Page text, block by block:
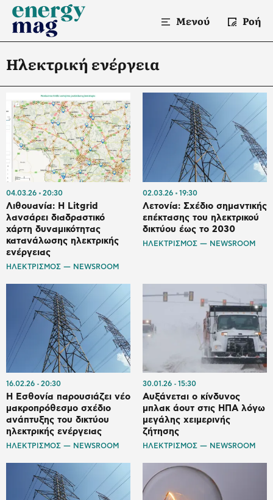
Μενού Ροή
Ηλεκτρική ενέργεια
04.03.26 20:30
Λιθουανία: Η Litgrid
λανσάρει διαδραστικό
χάρτη δυναμικότητας
κατανάλωσης ηλεκτρικής
ενέργειας
ΗΛΕΚΤΡΙΣΜΟΣ — NEWSROOM
02.03.26 19:30
Λετονία: Σχέδιο σημαντικής
επέκτασης του ηλεκτρικού
δικτύου έως το 2030
ΗΛΕΚΤΡΙΣΜΟΣ — NEWSROOM
16.02.26 20:30
Η Εσθονία παρουσιάζει νέο
μακροπρόθεσμο σχέδιο
ανάπτυξης του δικτύου
ηλεκτρικής ενέργειας
ΗΛΕΚΤΡΙΣΜΟΣ — NEWSROOM
30.01.26 15:30
Αυξάνεται ο κίνδυνος
μπλακ άουτ στις ΗΠΑ λόγω
μεγάλης χειμερινής
ζήτησης
ΗΛΕΚΤΡΙΣΜΟΣ — NEWSROOM